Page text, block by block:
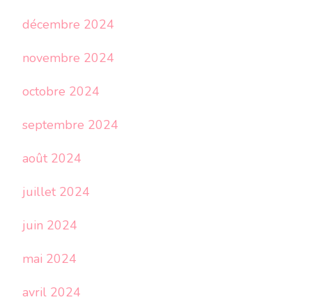
décembre 2024
novembre 2024
octobre 2024
septembre 2024
août 2024
juillet 2024
juin 2024
mai 2024
avril 2024